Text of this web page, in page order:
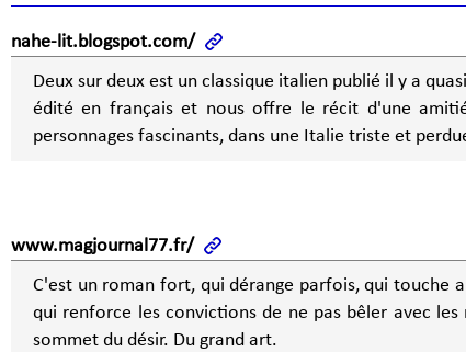
nahe-lit.blogspot.com/
Deux sur deux est un classique italien publié il y a
édité en français et nous offre le récit d'une
personnages fascinants, dans une Italie triste et
www.magjournal77.fr/
C'est un roman fort, qui dérange parfois, qui touche
qui renforce les convictions de ne pas bêler avec
sommet du désir. Du grand art.